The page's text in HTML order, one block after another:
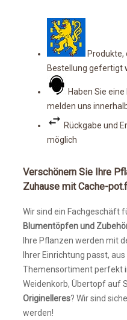
Produkte,
Bestellung gefertigt
Haben Sie
melden uns
Rückgabe und
möglich
Verschönern Sie Ihre
Zuhause mit Cache-
Wir sind ein Fachgeschäft
Blumentöpfen und
Ihre Pflanzen werden mit
Ihrer Einrichtung passt,
Themensortiment perfekt
Weidenkorb, Übertopf auf
Originelleres? Wir sind
werden!